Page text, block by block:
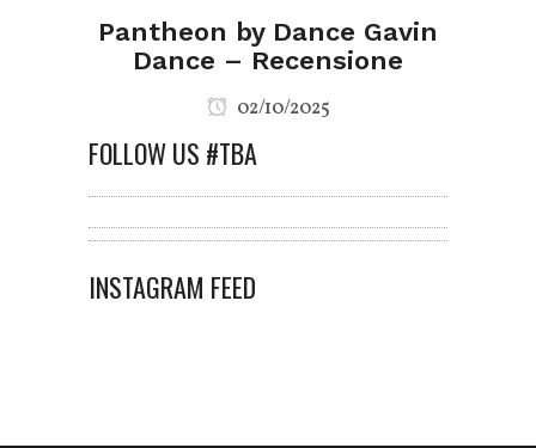
Pantheon by Dance Gavin
Dance – Recensione
02/10/2025
FOLLOW US #TBA
INSTAGRAM FEED